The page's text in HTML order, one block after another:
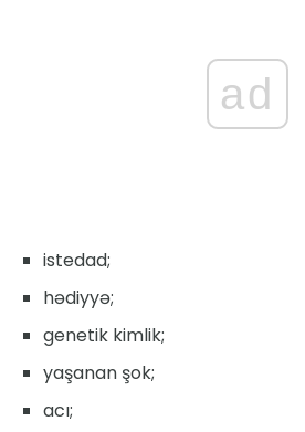
ad
istedad;
hədiyyə;
genetik kimlik;
yaşanan şok;
acı;